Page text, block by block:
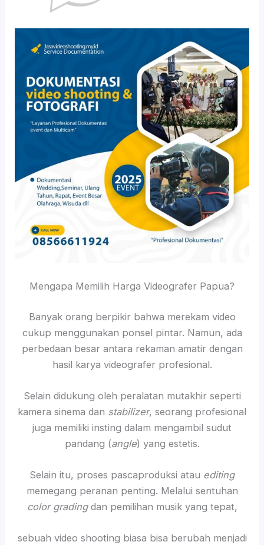
Mengapa Memilih Harga Videografer Papua?
Banyak orang berpikir bahwa merekam video
cukup menggunakan ponsel pintar. Namun, ada
perbedaan besar antara rekaman amatir dengan
hasil karya videografer profesional.
Selain didukung oleh peralatan mutakhir seperti
kamera sinema dan stabilizer, seorang profesional
juga memiliki insting dalam mengambil sudut
pandang (angle) yang estetis.
Selain itu, proses pascaproduksi atau editing
memegang peranan penting. Melalui sentuhan
color gradingdan pemilihan musik yang tepat,
sebuah video shooting biasa bisa berubah menjadi